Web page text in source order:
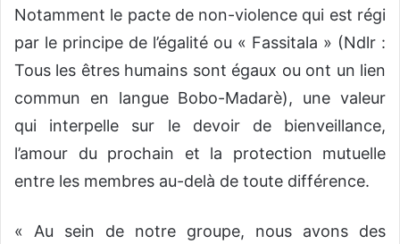
Notamment le pacte de non-violence qui est régi
par le principe de l’égalité ou « Fassitala » (Ndlr :
Tous les êtres humains sont égaux ou ont un lien
commun en langue Bobo-Madarè), une valeur
qui interpelle sur le devoir de bienveillance,
l’amour du prochain et la protection mutuelle
entre les membres au-delà de toute différence.
« Au sein de notre groupe, nous avons des